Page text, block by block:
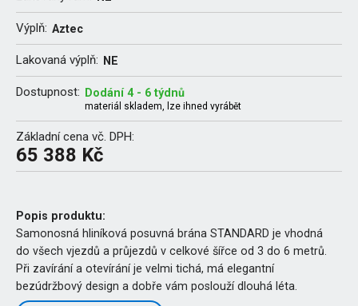
Výplň: Aztec
Lakovaná výplň: NE
Dostupnost: Dodání 4 - 6 týdnů
materiál skladem, lze ihned vyrábět
Základní cena vč. DPH:
65 388 Kč
Popis produktu:
Samonosná hliníková posuvná brána STANDARD je vhodná
do všech vjezdů a průjezdů v celkové šířce od 3 do 6 metrů.
Při zavírání a otevírání je velmi tichá, má elegantní
bezúdržbový design a dobře vám poslouží dlouhá léta.